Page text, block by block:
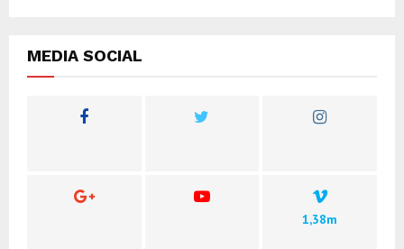
MEDIA SOCIAL
1,38m